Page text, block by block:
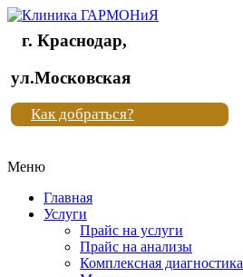
Клиника
"Новая
жизнь"
Клиника
жизнь"
г. Краснодар,
ул.Московская
Как добраться?
Меню
Главная
Услуги
Прайс на услуги
Прайс на анализы
Комплексная диагностика